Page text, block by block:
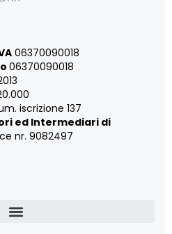
06370090018
06370090018
iscrizione 137
ed Intermediari di
nr. 9082497